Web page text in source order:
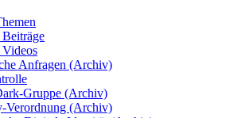
Beiträge
Videos
Anfragen (Archiv)
Gruppe (Archiv)
Verordnung (Archiv)